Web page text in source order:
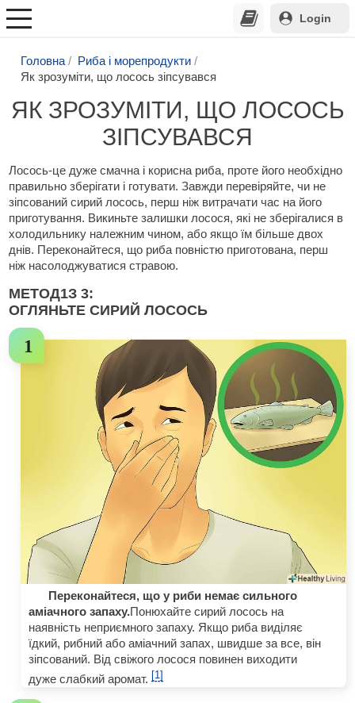
Login
Головна
Риба і морепродукти
Як зрозуміти, що лосось зіпсувався
ЯК ЗРОЗУМІТИ, ЩО ЛОСОСЬ
ЗІПСУВАВСЯ
Лосось-це дуже смачна і корисна риба, проте його необхідно
правильно зберігати і готувати. Завжди перевіряйте, чи не
зіпсований сирий лосось, перш ніж витрачати час на його
приготування. Викиньте залишки лосося, які не зберігалися в
холодильнику належним чином, або якщо їм більше двох
днів. Переконайтеся, що риба повністю приготована, перш
ніж насолоджуватися стравою.
МЕТОД1З 3:
ОГЛЯНЬТЕ СИРИЙ ЛОСОСЬ
Переконайтеся, що у риби немає сильного
аміачного запаху.Понюхайте сирий лосось на
наявність неприємного запаху. Якщо риба виділяє
їдкий, рибний або аміачний запах, швидше за все, він
зіпсований. Від свіжого лосося повинен виходити
дуже слабкий аромат.[1]